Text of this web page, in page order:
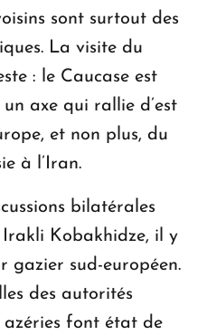
sont surtout des
La visite du
: le Caucase est
axe qui rallie d’est
et non plus, du
à l’Iran.
bilatérales
Kobakhidze, il y
gazier sud-européen.
des autorités
azéries font état de